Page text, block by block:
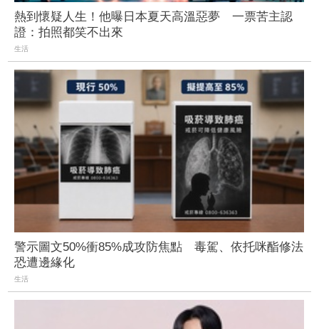
熱到懷疑人生！他曝日本夏天高溫惡夢 一票苦主認
證：拍照都笑不出來
生活
警示圖文50%衝85%成攻防焦點 毒駕、依托咪酯修法
恐遭邊緣化
生活